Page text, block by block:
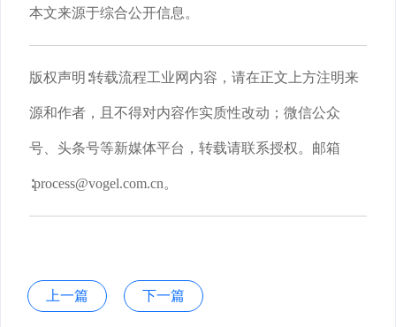
本文来源于综合公开信息。
版权声明∶转载流程工业网内容，请在正文上方注明来
源和作者，且不得对内容作实质性改动；微信公众
号、头条号等新媒体平台，转载请联系授权。邮箱
∶process@vogel.com.cn。
上一篇 下一篇